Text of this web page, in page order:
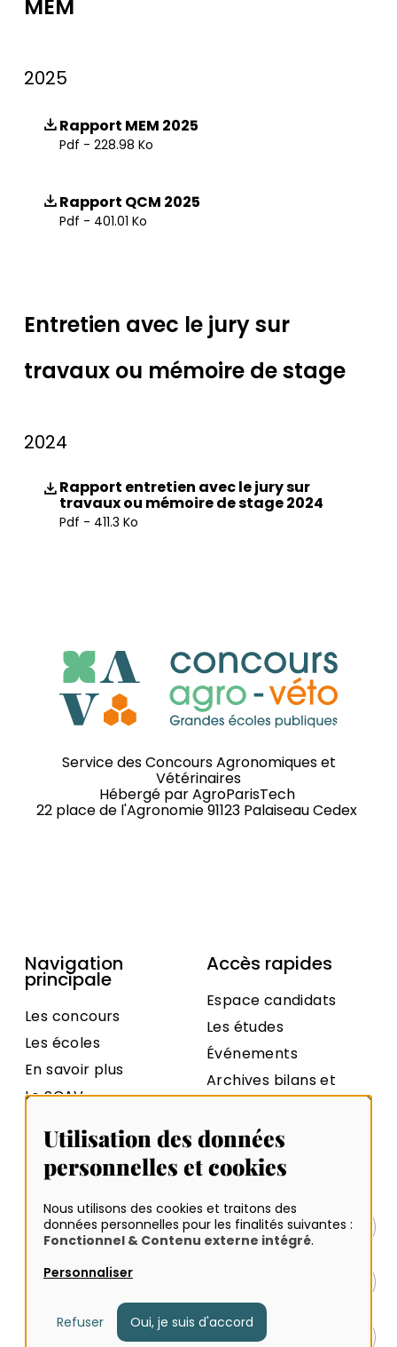
MEM
2025
Rapport MEM 2025
Pdf - 228.98 Ko
Rapport QCM 2025
Pdf - 401.01 Ko
Entretien avec le jury sur
travaux ou mémoire de stage
2024
Rapport entretien avec le jury sur
travaux ou mémoire de stage 2024
Pdf - 411.3 Ko
Service des Concours Agronomiques et
Vétérinaires
Hébergé parAgroParisTech
22 place de l'Agronomie 91123 Palaiseau Cedex
Navigation
principale
Les concours
Les écoles
En savoir plus
Le SCAV
Accès rapides
Espace candidats
Les études
Événements
Archives bilans et
statistiques
Archives sujets et
rapports
Plan du site
Mentions légales et crédits
Accessibilité : partiellement conforme
Utilisation des données
personnelles et cookies
Nous utilisons des cookies et traitons des
données personnelles pour les finalités suivantes :
Fonctionnel & Contenu externe intégré.
Personnaliser
Refuser Oui, je suis d'accord